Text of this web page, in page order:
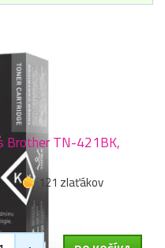
Brother TN-421BK,
121 zlaťákov